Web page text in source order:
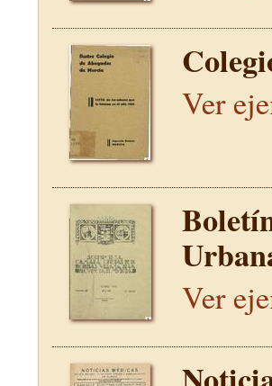
Ver
Ver